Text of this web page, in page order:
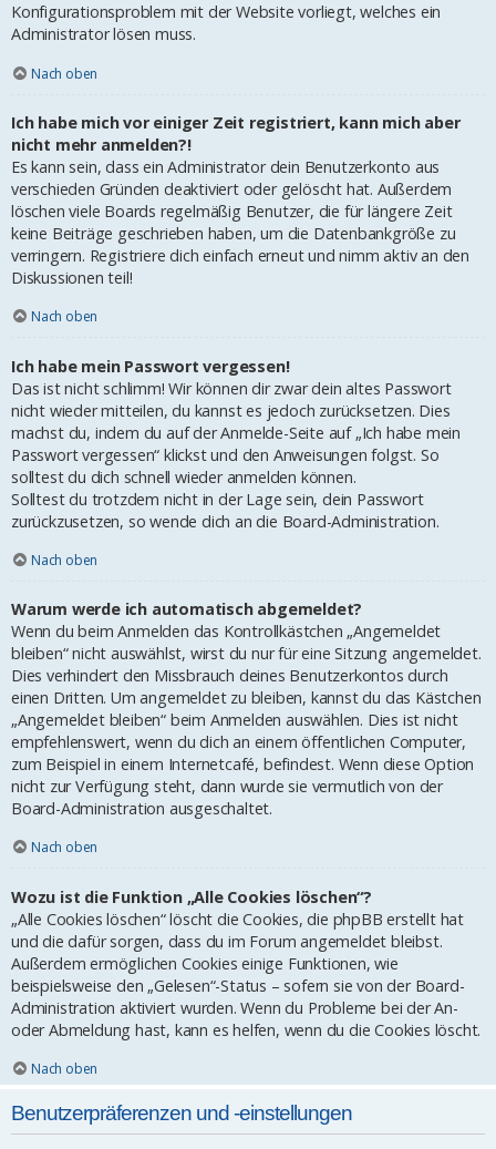
Konfigurationsproblem mit der Website vorliegt, welches ein
Administrator lösen muss.
Nach oben
Ich habe mich vor einiger Zeit registriert, kann mich aber
nicht mehr anmelden?!
Es kann sein, dass ein Administrator dein Benutzerkonto aus
verschieden Gründen deaktiviert oder gelöscht hat. Außerdem
löschen viele Boards regelmäßig Benutzer, die für längere Zeit
keine Beiträge geschrieben haben, um die Datenbankgröße zu
verringern. Registriere dich einfach erneut und nimm aktiv an den
Diskussionen teil!
Nach oben
Ich habe mein Passwort vergessen!
Das ist nicht schlimm! Wir können dir zwar dein altes Passwort
nicht wieder mitteilen, du kannst es jedoch zurücksetzen. Dies
machst du, indem du auf der Anmelde-Seite auf „Ich habe mein
Passwort vergessen“ klickst und den Anweisungen folgst. So
solltest du dich schnell wieder anmelden können.
Solltest du trotzdem nicht in der Lage sein, dein Passwort
zurückzusetzen, so wende dich an die Board-Administration.
Nach oben
Warum werde ich automatisch abgemeldet?
Wenn du beim Anmelden das Kontrollkästchen „Angemeldet
bleiben“ nicht auswählst, wirst du nur für eine Sitzung angemeldet.
Dies verhindert den Missbrauch deines Benutzerkontos durch
einen Dritten. Um angemeldet zu bleiben, kannst du das Kästchen
„Angemeldet bleiben“ beim Anmelden auswählen. Dies ist nicht
empfehlenswert, wenn du dich an einem öffentlichen Computer,
zum Beispiel in einem Internetcafé, befindest. Wenn diese Option
nicht zur Verfügung steht, dann wurde sie vermutlich von der
Board-Administration ausgeschaltet.
Nach oben
Wozu ist die Funktion „Alle Cookies löschen“?
„Alle Cookies löschen“ löscht die Cookies, die phpBB erstellt hat
und die dafür sorgen, dass du im Forum angemeldet bleibst.
Außerdem ermöglichen Cookies einige Funktionen, wie
beispielsweise den „Gelesen“-Status – sofern sie von der Board-
Administration aktiviert wurden. Wenn du Probleme bei der An-
oder Abmeldung hast, kann es helfen, wenn du die Cookies löscht.
Nach oben
Benutzerpräferenzen und -einstellungen